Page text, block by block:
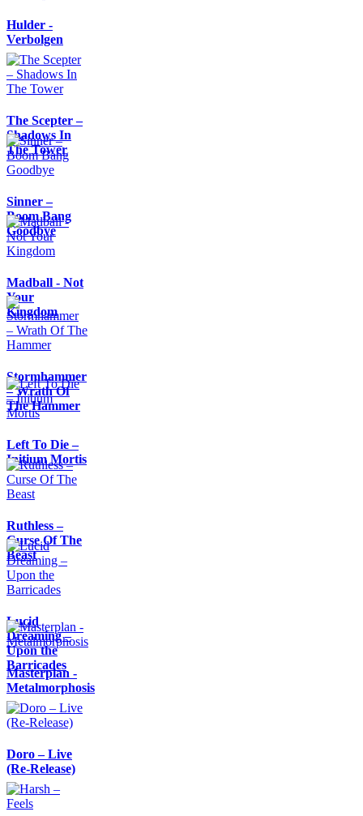
Hulder -
Verbolgen
The Scepter –
Shadows In
The Tower
Sinner –
Boom Bang
Goodbye
Madball - Not
Your
Kingdom
Stormhammer
– Wrath Of
The Hammer
Left To Die –
Initium Mortis
Ruthless –
Curse Of The
Beast
Lucid
Dreaming –
Upon the
Barricades
Masterplan -
Metalmorphosis
Doro – Live
(Re-Release)